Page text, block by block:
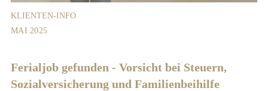
KLIENTEN-INFO
MAI 2025
Ferialjob gefunden - Vorsicht bei Steuern,
Sozialversicherung und Familienbeihilfe